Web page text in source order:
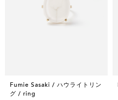
Fumie Sasaki / ハウライトリン
グ / ring